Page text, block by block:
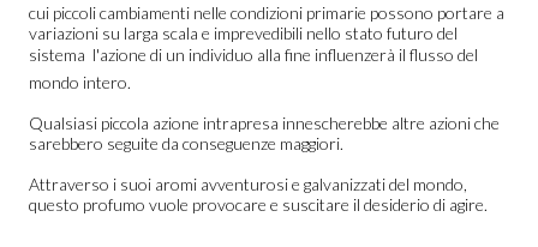
cui piccoli cambiamenti nelle condizioni primarie possono portare a
variazioni su larga scala e imprevedibili nello stato futuro del
sistema  l'azione di un individuo alla fine influenzerà il flusso del
mondo intero.
Qualsiasi piccola azione intrapresa innescherebbe altre azioni che
sarebbero seguite da conseguenze maggiori.
Attraverso i suoi aromi avventurosi e galvanizzati del mondo,
questo profumo vuole provocare e suscitare il desiderio di agire.